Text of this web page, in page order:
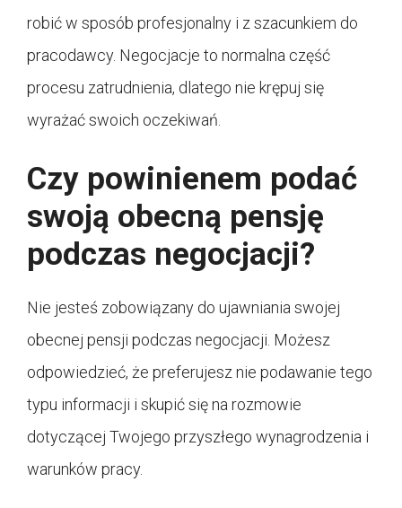
robić w sposób profesjonalny i z szacunkiem do
pracodawcy. Negocjacje to normalna część
procesu zatrudnienia, dlatego nie krępuj się
wyrażać swoich oczekiwań.
Czy powinienem podać
swoją obecną pensję
podczas negocjacji?
Nie jesteś zobowiązany do ujawniania swojej
obecnej pensji podczas negocjacji. Możesz
odpowiedzieć, że preferujesz nie podawanie tego
typu informacji i skupić się na rozmowie
dotyczącej Twojego przyszłego wynagrodzenia i
warunków pracy.